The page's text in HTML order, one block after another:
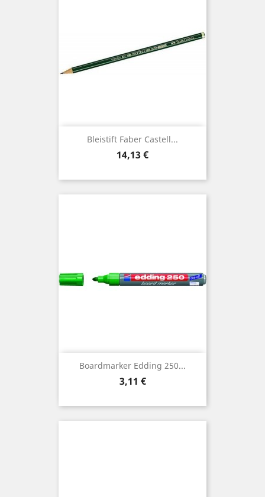
Bleistift Faber Castell...
Preis
14,13 €
Boardmarker Edding 250...
Preis
3,11 €